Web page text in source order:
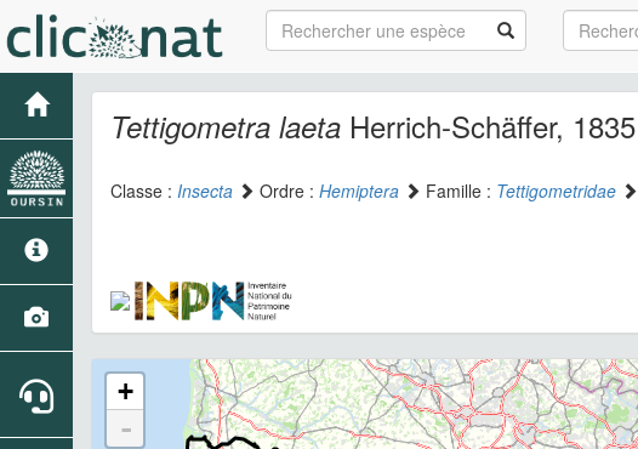
Tettigometra laeta Herrich-Schäffer, 1835
Classe : Insecta Ordre : Hemiptera Famille : Tettigometridae
+
-